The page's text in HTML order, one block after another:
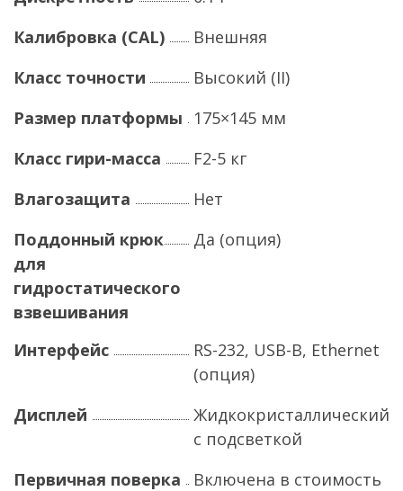
Калибровка (CAL)
Внешняя
Класс точности
Высокий (II)
Размер платформы
175×145 мм
Класс гири-масса
F2-5 кг
Влагозащита
Нет
Поддонный крюк
для
гидростатического
взвешивания
Да (опция)
Интерфейс
RS-232, USB-B, Ethernet
(опция)
Дисплей
Жидкокристаллический
с подсветкой
Первичная поверка
Включена в стоимость